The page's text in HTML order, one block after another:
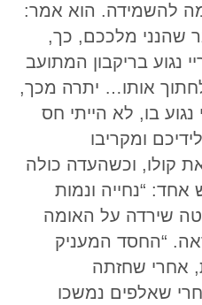
להשמידה. הוא אמר:
שהנני מלככם, כך,
נגוע בריקבון המתועב
אותו… יתרה מכך,
נגוע בו, לא הייתי חס
ומקריבו
קולו, וכשהעדה כולה
“נחייה ונמות
שירדה על האומה
“החסד המעניק
אחרי שחזתה
שאלפים נמשכו